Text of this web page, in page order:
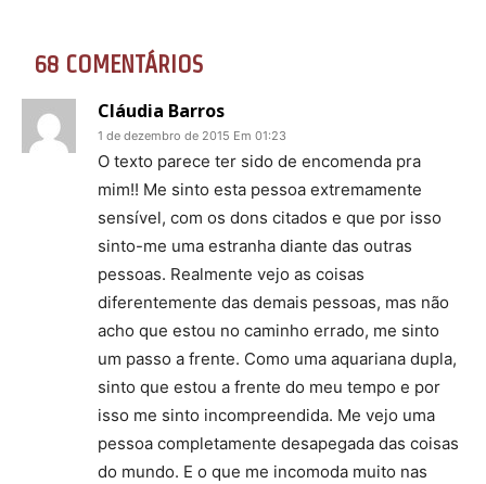
68 COMENTÁRIOS
Cláudia Barros
1 de dezembro de 2015 Em 01:23
O texto parece ter sido de encomenda pra
mim!! Me sinto esta pessoa extremamente
sensível, com os dons citados e que por isso
sinto-me uma estranha diante das outras
pessoas. Realmente vejo as coisas
diferentemente das demais pessoas, mas não
acho que estou no caminho errado, me sinto
um passo a frente. Como uma aquariana dupla,
sinto que estou a frente do meu tempo e por
isso me sinto incompreendida. Me vejo uma
pessoa completamente desapegada das coisas
do mundo. E o que me incomoda muito nas